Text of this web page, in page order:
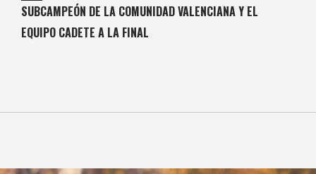
SUBCAMPEÓN DE LA COMUNIDAD VALENCIANA Y EL
EQUIPO CADETE A LA FINAL